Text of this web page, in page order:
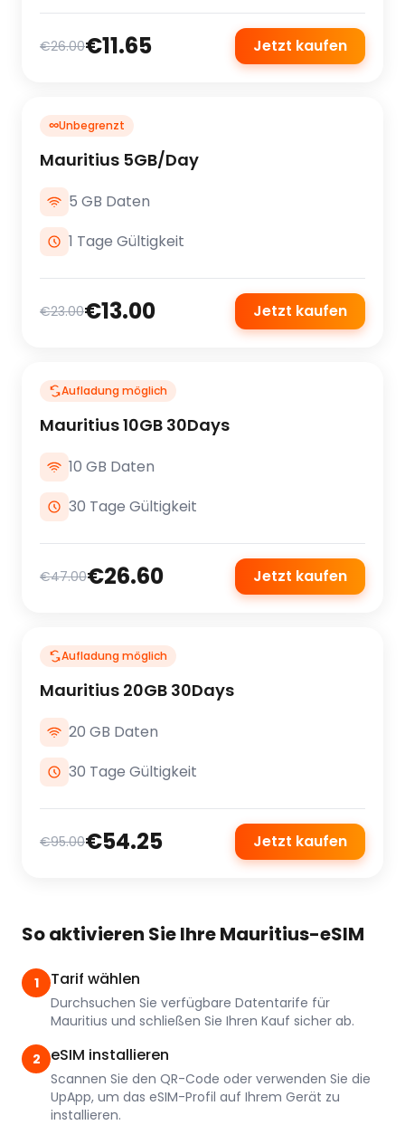
€26.00€11.65 Jetzt kaufen
∞Unbegrenzt
Mauritius 5GB/Day
5 GB Daten
1 Tage Gültigkeit
€23.00€13.00 Jetzt kaufen
Aufladung möglich
Mauritius 10GB 30Days
10 GB Daten
30 Tage Gültigkeit
€47.00€26.60 Jetzt kaufen
Aufladung möglich
Mauritius 20GB 30Days
20 GB Daten
30 Tage Gültigkeit
€95.00€54.25 Jetzt kaufen
So aktivieren Sie Ihre Mauritius-eSIM
1 Tarif wählen
Durchsuchen Sie verfügbare Datentarife für
Mauritius und schließen Sie Ihren Kauf sicher ab.
2 eSIM installieren
Scannen Sie den QR-Code oder verwenden Sie die
UpApp, um das eSIM-Profil auf Ihrem Gerät zu
installieren.